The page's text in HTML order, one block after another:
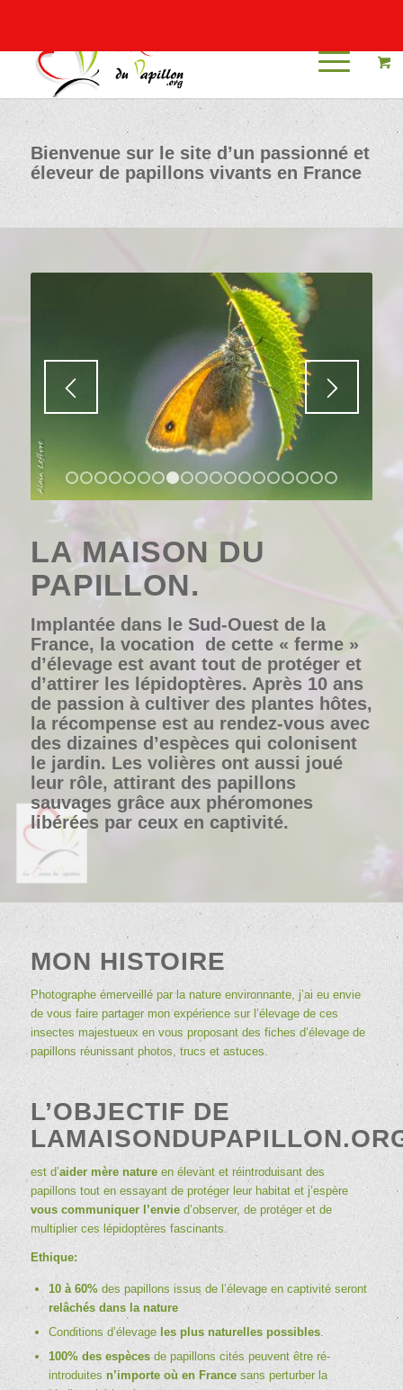
Bienvenue sur le site d’un passionné et
éleveur de papillons vivants en France
1 2 3 4 5 6 7 8 9 1011 1213
LA MAISON DU
PAPILLON.
Implantée dans le Sud-Ouest de la
France, la vocation de cette « ferme »
d’élevage est avant tout de protéger et
d’attirerles lépidoptères. Après 10 ans
de passion à cultiver des plantes hôtes,
la récompense est au rendez-vous avec
des dizaines d’espèces qui colonisent
le jardin. Les volières ont aussi joué
leur rôle, attirant des papillons
sauvages grâce aux phéromones
libérées par ceux en captivité.
MON HISTOIRE
Photographe émerveillé par la nature environnante, j’ai eu envie
de vous faire partager mon expérience sur l’élevage de ces
insectes majestueux en vous proposant des fiches d’élevage de
papillons réunissant photos, trucs et astuces.
L’OBJECTIF DE
est d’aider mère natureen élevant et réintroduisant des
papillons tout en essayant de protéger leur habitat et j’espère
vous communiquer l’envied’observer, de protéger et de
multiplier ces lépidoptères fascinants.
Ethique:
10 à 60%des papillons issus de l’élevage en captivité seront
relâchés dans la nature
Conditions d’élevage les plus naturelles possibles.
100% des espècesde papillons cités peuvent être ré-
introduites n’importe où en Francesans perturber la